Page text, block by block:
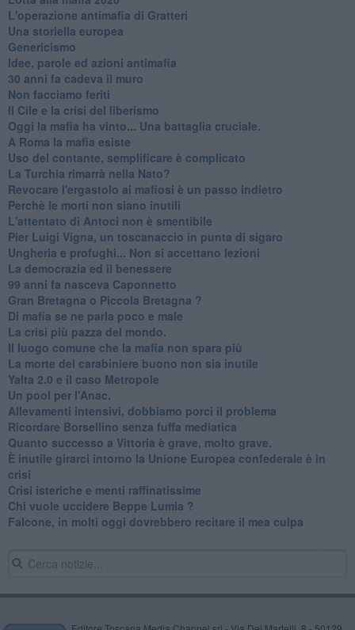
L'operazione antimafia di Gratteri
Una storiella europea
Genericismo
Idee, parole ed azioni antimafia
30 anni fa cadeva il muro
Non facciamo feriti
Il Cile e la crisi del liberismo
Oggi la mafia ha vinto... Una battaglia cruciale.
A Roma la mafia esiste
Uso del contante, semplificare è complicato
La Turchia rimarrà nella Nato?
Revocare l'ergastolo ai mafiosi è un passo indietro
Perchè le morti non siano inutili
L'attentato di Antoci non è smentibile
Pier Luigi Vigna, un toscanaccio in punta di sigaro
Ungheria e profughi... Non si accettano lezioni
La democrazia ed il benessere
99 anni fa nasceva Caponnetto
Gran Bretagna o Piccola Bretagna ?
Di mafia se ne parla poco e male
La crisi più pazza del mondo.
Il luogo comune che la mafia non spara più
La morte del carabiniere buono non sia inutile
Yalta 2.0 e il caso Metropole
​Un pool per l'Anac.
Allevamenti intensivi, dobbiamo porci il problema
Ricordare Borsellino senza fuffa mediatica
​Quanto successo a Vittoria è grave, molto grave.
​È inutile girarci intorno la Unione Europea confederale è in
crisi
Crisi isteriche e menti raffinatissime
Chi vuole uccidere Beppe Lumia ?
Falcone, in molti oggi dovrebbero recitare il mea culpa